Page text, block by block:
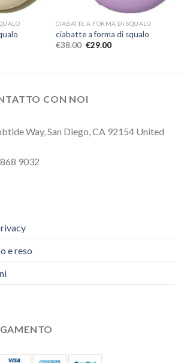
CIABATTE A FORMA DI SQUALO
ciabatte a forma di squalo
€38.00 €29.00
CON NOI
Way, San Diego, CA 92154 United
9032
e reso